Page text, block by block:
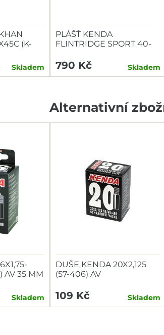
(K-
Skladem
PLÁŠŤ KENDA
FLINTRIDGE SPORT 40-
KEVLAR
790 Kč Skladem
Alternativní
AV 35 MM
Skladem
DUŠE KENDA 20X2,125
(57-406) AV
109 Kč Skladem